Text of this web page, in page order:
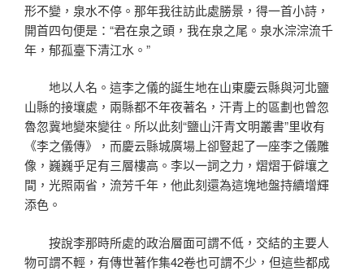
形不變，泉水不停。那年我往訪此處勝景，得一首小詩，
開首四句便是：“君在泉之頭，我在泉之尾。泉水淙淙流千
年，郁孤臺下清江水。”
地以人名。這李之儀的誕生地在山東慶云縣與河北鹽
山縣的接壤處，兩縣都不年夜著名，汗青上的區劃也曾忽
魯忽冀地變來變往。所以此刻“鹽山汗青文明叢書”里收有
《李之儀傳》，而慶云縣城廣場上卻豎起了一座李之儀雕
像，巍巍乎足有三層樓高。李以一詞之力，熠熠于僻壤之
間，光照兩省，流芳千年，他此刻還為這塊地盤持續增輝
添色。
按說李那時所處的政治層面可謂不低，交結的主要人
物可謂不輕，有傳世著作集42卷也可謂不少，但這些都成